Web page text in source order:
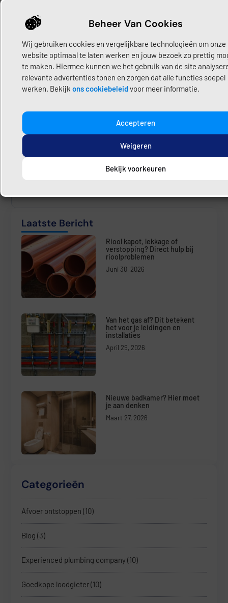
Beheer Van Cookies
Wij gebruiken cookies en vergelijkbare technologieën om onze
website optimaal te laten werken en jouw bezoek zo prettig
te maken. Hiermee kunnen we het gebruik van de site
relevante advertenties tonen en zorgen dat alle functies soepel
werken. Bekijk ons cookiebeleidvoor meer informatie.
Accepteren
Weigeren
Bekijk voorkeuren
“Bij Loodgietershub geloven we dat duidelijke informatie
het verschil maakt. Wij brengen loodgieters, particulieren
en bedrijven samen op één platform, waar kennis en
praktijk hand in hand gaan. Of je nu een ervaren loodgieter
bent, een bedrijf runt of gewoon op zoek bent naar
betrouwbare hulp bij een klus, wij helpen je om de wereld
begrijpen.”
Deel hier uw content
Laatste Bericht
Riool kapot, lekkage of
verstopping? Direct hulp bij
rioolproblemen
Juni 30, 2026
Van het gas af? Dit betekent
het voor je leidingen en
installaties
April 29, 2026
Nieuwe badkamer? Hier moet
je aan denken
Maart 27, 2026
Categorieën
Afvoer ontstoppen (10)
Blog (3)
Experienced plumbing company(10)
Goedkope loodgieter(10)